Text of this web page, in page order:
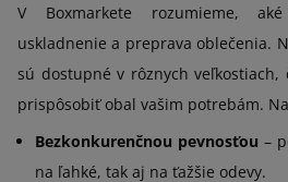
V Boxmarkete rozumieme,
uskladnenie a preprava oblečenia.
sú dostupné v rôznych veľkostiach,
prispôsobiť obal vašim potrebám.
Bezkonkurenčnou pevnosťou –
na ľahké, tak aj na ťažšie odevy.